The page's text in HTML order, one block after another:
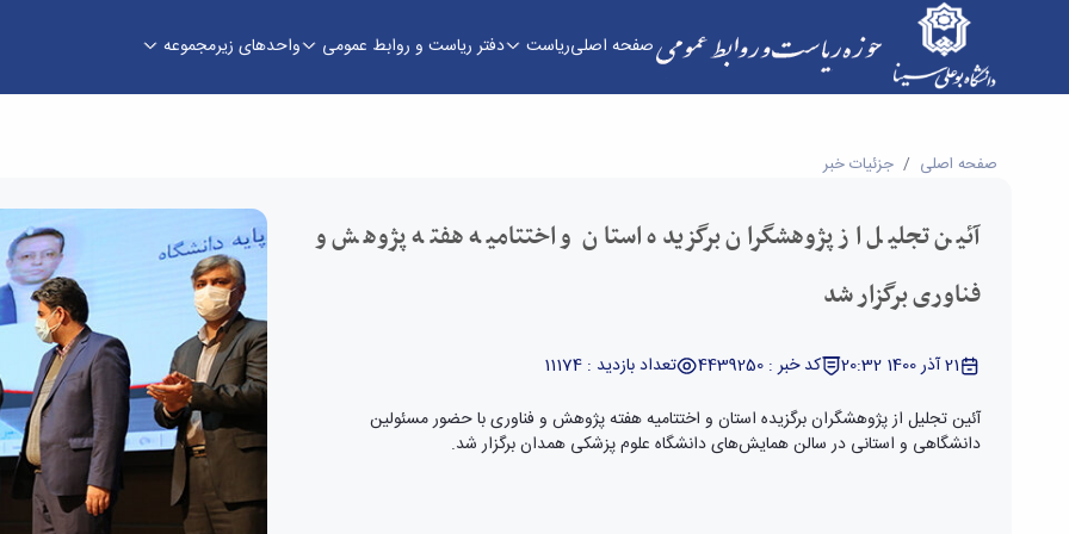
صفحه اصلیریاست دفتر ریاست و روابط عمومی واحدهای زیرمجموعه
آئین تجلیل از پژوهشگران برگزیده استان و اختتامیه هفته پژوهش و فناوری برگزار شد - حوزه ریاست
صفحه اصلی جزئیات خبر
آئین تجلیل از پژوهشگران برگزیده استان و اختتامیه هفته پژوهش و
فناوری برگزار شد
21 آذر 1400 20:32 کد خبر : 4439250
تعداد بازدید : 11174
آئین تجلیل از پژوهشگران برگزیده استان و اختتامیه هفته پژوهش و فناوری با حضور مسئولین
دانشگاهی و استانی در سالن همایش‌های دانشگاه علوم پزشکی همدان برگزار شد.